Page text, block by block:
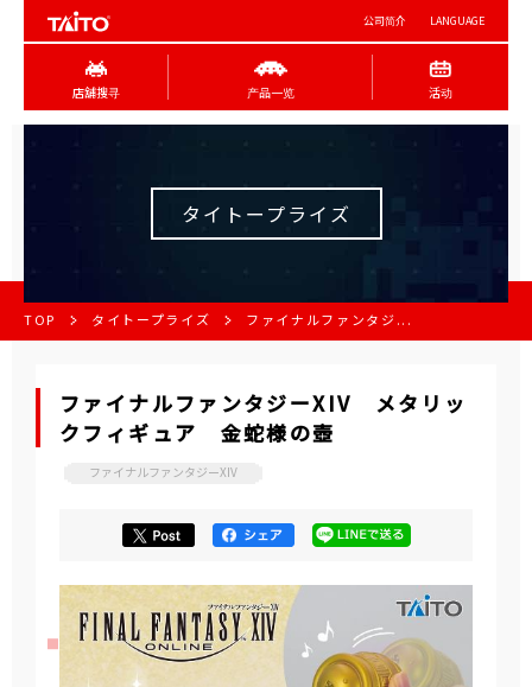
公司简介 LANGUAGE
店舖搜寻 产品一览 活动
タイトープライズ
TOP タイトープライズ ファイナルファンタジ...
ファイナルファンタジーXIV メタリッ
クフィギュア 金蛇様の壺
ファイナルファンタジーXIV